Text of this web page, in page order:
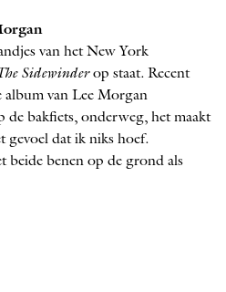
van het New York
Sidewinderop staat. Recent
album van Lee Morgan
de bakfiets, onderweg, het maakt
gevoel dat ik niks hoef.
beide benen op de grond als